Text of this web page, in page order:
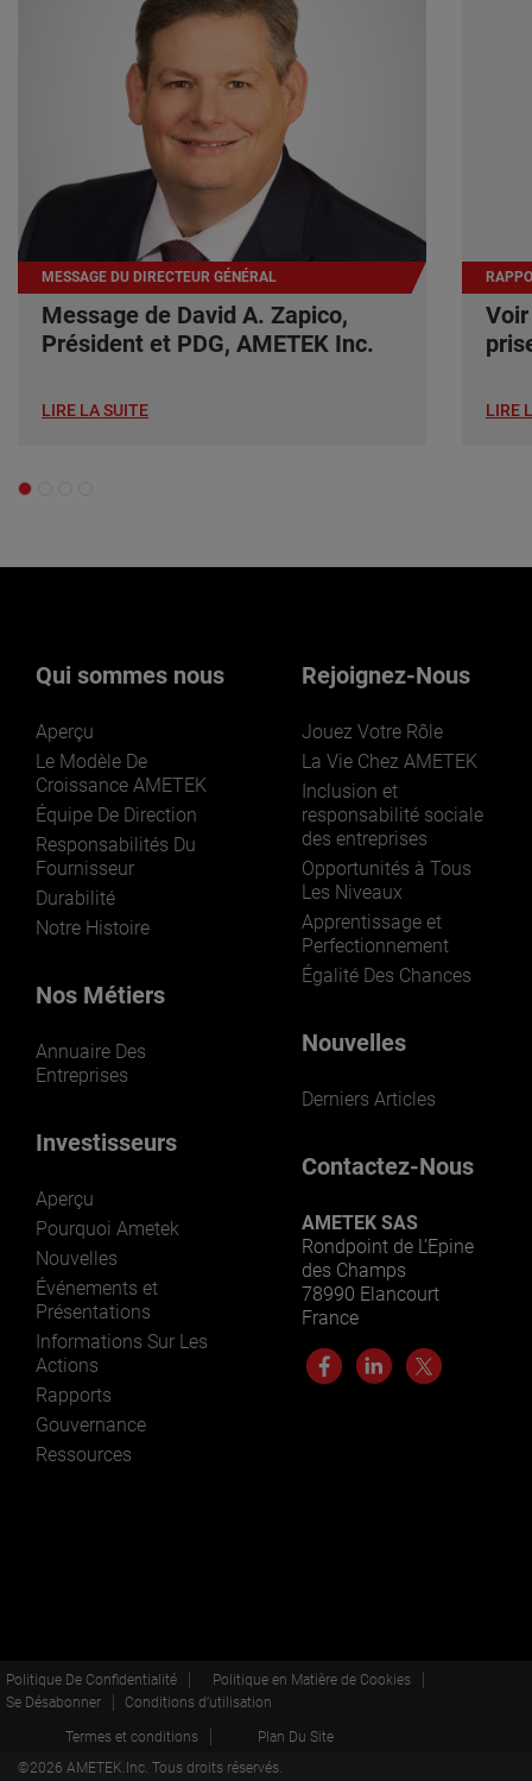
MESSAGE DU DIRECTEUR GÉNÉRAL
Message de David A. Zapico,
Président et PDG, AMETEK Inc.
LIRE LA SUITE LIRE
Qui sommes nous
Aperçu
Le Modèle De
Croissance AMETEK
Équipe De Direction
Responsabilités Du
Fournisseur
Durabilité
Notre Histoire
Nos Métiers
Annuaire Des
Entreprises
Investisseurs
Aperçu
Pourquoi Ametek
Nouvelles
Événements et
Présentations
Informations Sur Les
Actions
Rapports
Gouvernance
Ressources
Rejoignez-Nous
Jouez Votre Rôle
La Vie Chez AMETEK
Inclusion et
responsabilité sociale
des entreprises
Opportunités à Tous
Les Niveaux
Apprentissage et
Perfectionnement
Égalité Des Chances
Nouvelles
Derniers Articles
Contactez-Nous
AMETEK SAS
Rondpoint de L’Epine
des Champs
78990 Elancourt
France
Politique De Confidentialité
Politique en Matière de Cookies
Se Désabonner
Conditions d’utilisation
Termes et conditions
Plan Du Site
©2026 AMETEK.Inc. Tous droits réservés.